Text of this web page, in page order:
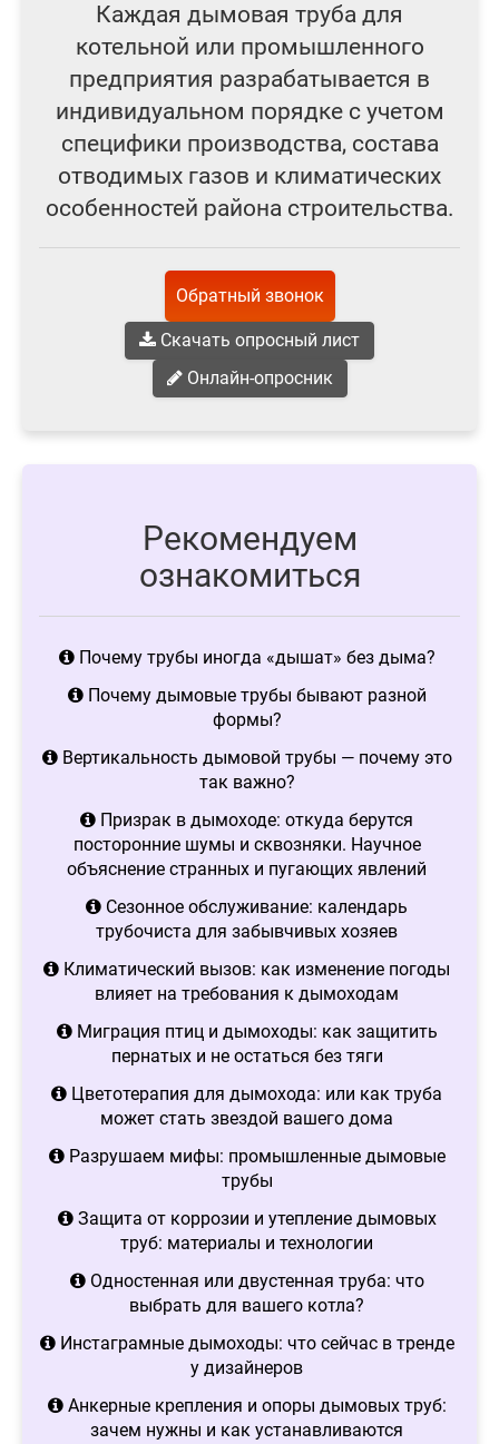
Каждая дымовая труба для
котельной или промышленного
предприятия разрабатывается в
индивидуальном порядке с учетом
специфики производства, состава
отводимых газов и климатических
особенностей района строительства.
Обратный звонок
Скачать опросный лист
Онлайн-опросник
Рекомендуем
ознакомиться
Почему трубы иногда «дышат» без дыма?
Почему дымовые трубы бывают разной
формы?
Вертикальность дымовой трубы — почему это
так важно?
Призрак в дымоходе: откуда берутся
посторонние шумы и сквозняки. Научное
объяснение странных и пугающих явлений
Сезонное обслуживание: календарь
трубочиста для забывчивых хозяев
Климатический вызов: как изменение погоды
влияет на требования к дымоходам
Миграция птиц и дымоходы: как защитить
пернатых и не остаться без тяги
Цветотерапия для дымохода: или как труба
может стать звездой вашего дома
Разрушаем мифы: промышленные дымовые
трубы
Защита от коррозии и утепление дымовых
труб: материалы и технологии
Одностенная или двустенная труба: что
выбрать для вашего котла?
Инстаграмные дымоходы: что сейчас в тренде
у дизайнеров
Анкерные крепления и опоры дымовых труб:
зачем нужны и как устанавливаются